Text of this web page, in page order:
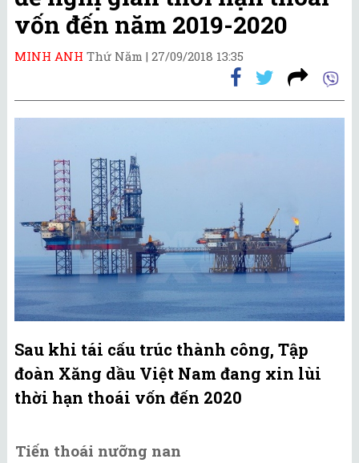
vốn đến năm 2019-2020
MINH ANH Thứ Năm | 27/09/2018 13:35
Sau khi tái cấu trúc thành công, Tập
đoàn Xăng dầu Việt Nam đang xin lùi
thời hạn thoái vốn đến 2020
Tiến thoái nưỡng nan